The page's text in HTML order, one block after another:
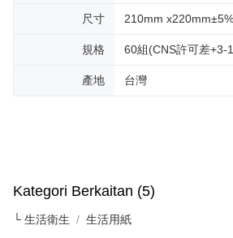
尺寸 210mm x220mm±5%
規格 60組(CNS許可差+3-
產地 台灣
Kategori Berkaitan (5)
└ 生活衛生 生活用紙